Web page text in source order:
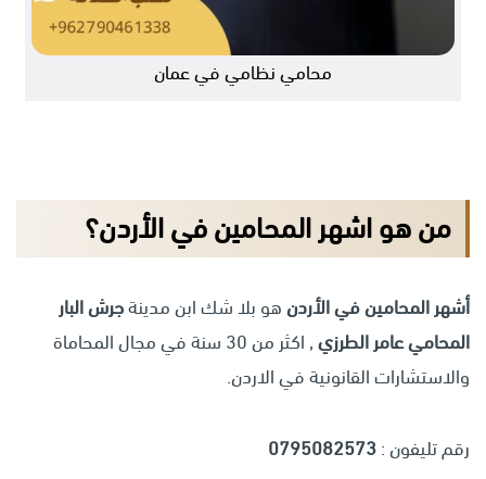
محامي نظامي في عمان
من هو اشهر المحامين في الأردن؟
أشهر المحامين في الأردنهو بلا شك ابن مدينةجرش البار
المحامي عامر الطرزي
, اكثر من 30 سنة في مجال المحاماة
والاستشارات القانونية في الاردن.
رقم تليفون :0795082573